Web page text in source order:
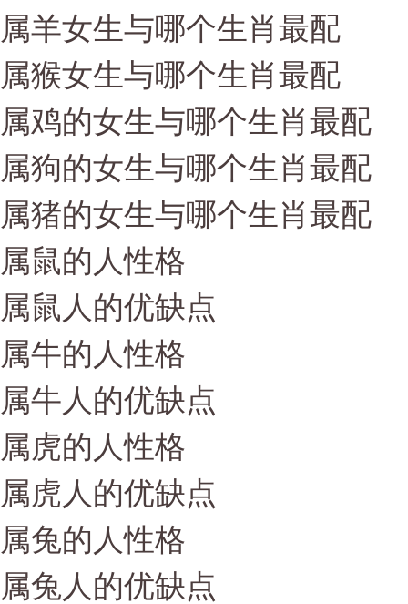
属羊女生与哪个生肖最配
属猴女生与哪个生肖最配
属鸡的女生与哪个生肖最配
属狗的女生与哪个生肖最配
属猪的女生与哪个生肖最配
属鼠的人性格
属鼠人的优缺点
属牛的人性格
属牛人的优缺点
属虎的人性格
属虎人的优缺点
属兔的人性格
属兔人的优缺点